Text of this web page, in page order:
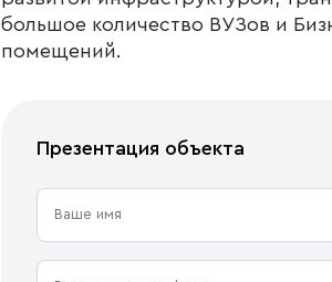
большое количество ВУЗов и
помещений.
Презентация объекта